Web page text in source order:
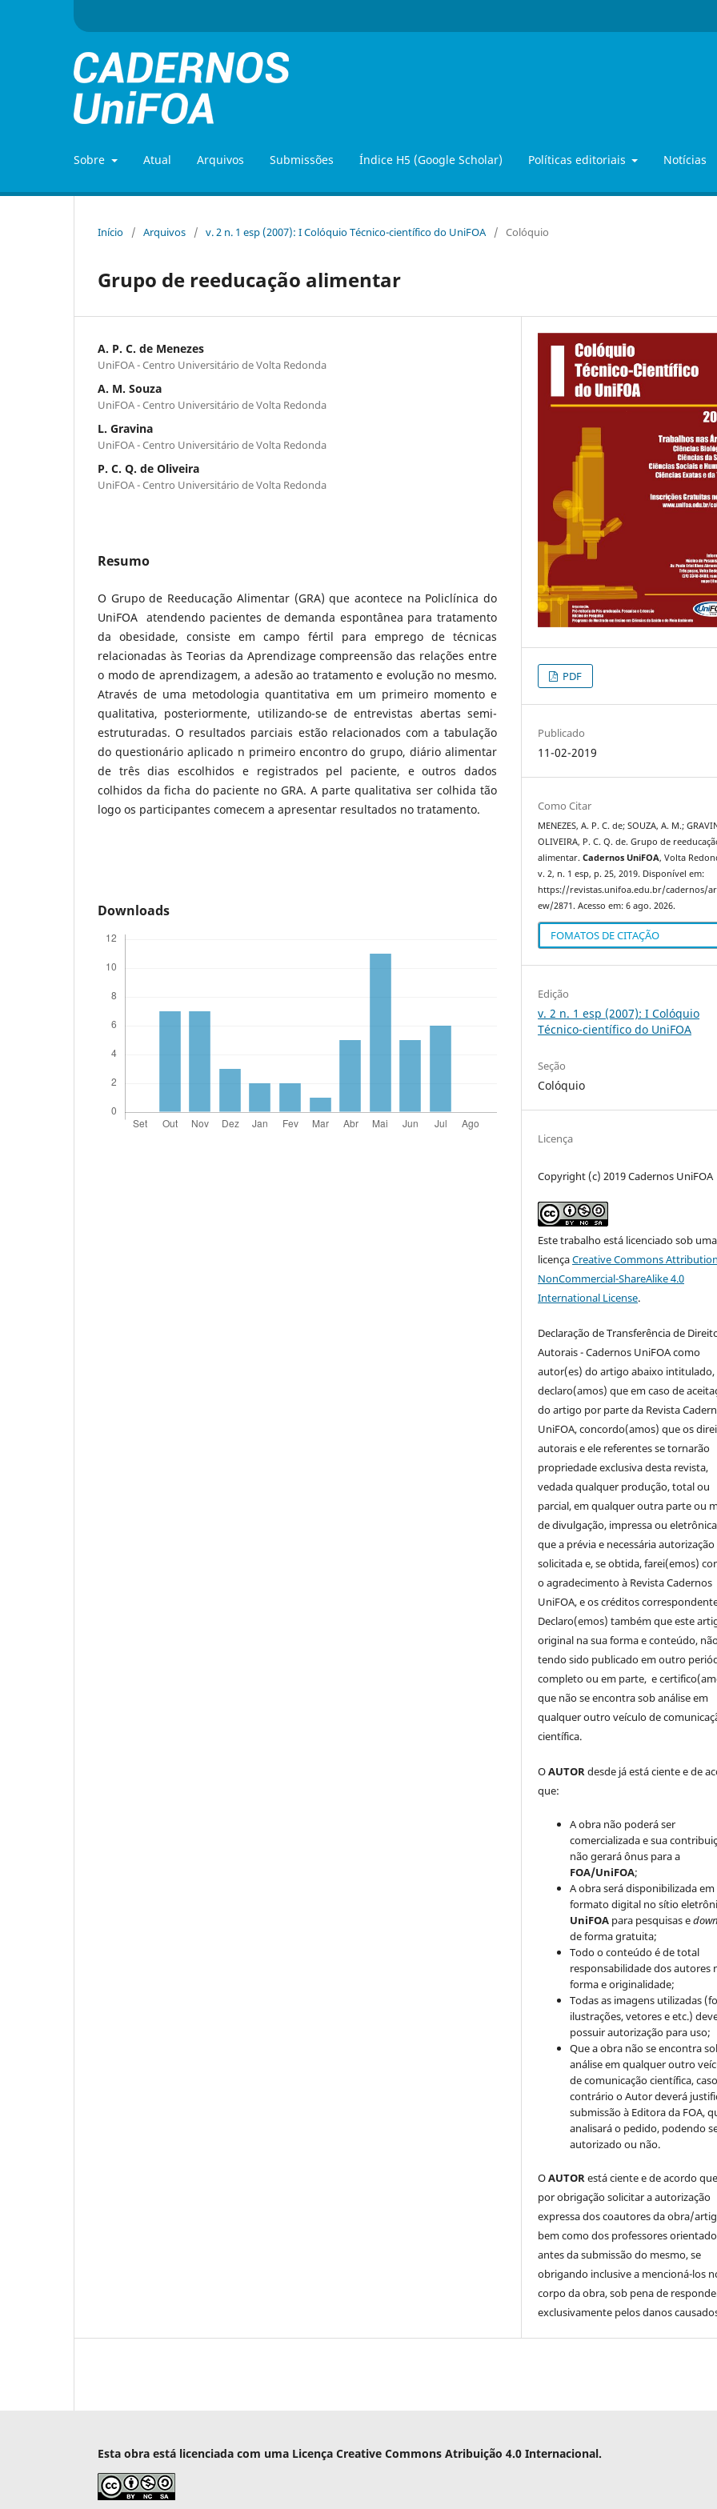
Sobre Atual Arquivos Submissões Índice H5 (Google Scholar) Políticas editoriais Notícias
Início / Arquivos / v. 2 n. 1 esp (2007): I Colóquio Técnico-científico do UniFOA / Colóquio
Grupo de reeducação alimentar
A. P. C. de Menezes
UniFOA - Centro Universitário de Volta Redonda
A. M. Souza
UniFOA - Centro Universitário de Volta Redonda
L. Gravina
UniFOA - Centro Universitário de Volta Redonda
P. C. Q. de Oliveira
UniFOA - Centro Universitário de Volta Redonda
Resumo
O Grupo de Reeducação Alimentar (GRA) que acontece na Policlínica do
UniFOA atendendo pacientes de demanda espontânea para tratamento
da obesidade, consiste em campo fértil para emprego de técnicas
relacionadas às Teorias da Aprendizage compreensão das relações entre
o modo de aprendizagem, a adesão ao tratamento e evolução no mesmo.
Através de uma metodologia quantitativa em um primeiro momento e
qualitativa, posteriormente, utilizando-se de entrevistas abertas semi-
estruturadas. O resultados parciais estão relacionados com a tabulação
do questionário aplicado n primeiro encontro do grupo, diário alimentar
de três dias escolhidos e registrados pel paciente, e outros dados
colhidos da ficha do paciente no GRA. A parte qualitativa ser colhida tão
logo os participantes comecem a apresentar resultados no tratamento.
Downloads
PDF
Publicado
11-02-2019
Como Citar
MENEZES, A. P. C. de; SOUZA, A. M.;
OLIVEIRA, P. C. Q. de. Grupo de
alimentar.Cadernos UniFOA, Volta
v. 2, n. 1 esp, p. 25, 2019. Disponível em:
https://revistas.unifoa.edu.br/cadernos/
ew/2871. Acesso em: 6 ago. 2026.
FOMATOS DE CITAÇÃO
Edição
v. 2 n. 1 esp (2007): I Colóquio
Técnico-científico do UniFOA
Seção
Colóquio
Licença
Copyright (c) 2019 Cadernos UniFOA
Este trabalho está licenciado sob uma
licençaCreative Commons
NonCommercial-ShareAlike 4.0
International License.
Declaração de Transferência de
Autorais - Cadernos UniFOA como
autor(es) do artigo abaixo intitulado,
declaro(amos) que em caso de
do artigo por parte da Revista
UniFOA, concordo(amos) que os
autorais e ele referentes se tornarão
propriedade exclusiva desta revista,
vedada qualquer produção, total ou
parcial, em qualquer outra parte ou
de divulgação, impressa ou
que a prévia e necessária autorização
solicitada e, se obtida, farei(emos)
o agradecimento à Revista Cadernos
UniFOA, e os créditos
Declaro(emos) também que este
original na sua forma e conteúdo,
tendo sido publicado em outro
completo ou em parte, e
que não se encontra sob análise em
qualquer outro veículo de
científica.
OAUTORdesde já está ciente e de
que:
A obra não poderá ser
comercializada e sua
não gerará ônus para a
FOA/UniFOA;
A obra será disponibilizada em
formato digital no sítio
UniFOA para pesquisas e
de forma gratuita;
Todo o conteúdo é de total
responsabilidade dos autores
forma e originalidade;
Todas as imagens utilizadas
ilustrações, vetores e etc.)
possuir autorização para uso;
Que a obra não se encontra
análise em qualquer outro
de comunicação científica, caso
contrário o Autor deverá
submissão à Editora da FOA,
analisará o pedido, podendo
autorizado ou não.
OAUTORestá ciente e de acordo
por obrigação solicitar a autorização
expressa dos coautores da obra/
bem como dos professores
antes da submissão do mesmo, se
obrigando inclusive a mencioná-los
corpo da obra, sob pena de
exclusivamente pelos danos
Esta obra está licenciada com uma Licença Creative Commons Atribuição 4.0 Internacional.